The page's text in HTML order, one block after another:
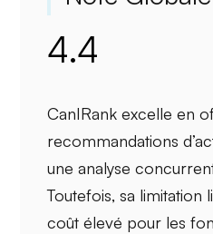
4.4
CanIRank excelle en
recommandations
uneanalyse
Toutefois, sa limitation
coût élevé pour les